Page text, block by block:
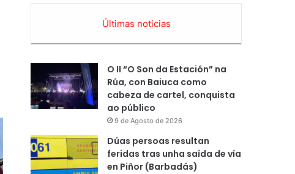
Últimas noticias
O II “O Son da Estación” na
Rúa, con Baiuca como
cabeza de cartel, conquista
ao público
9 de Agosto de 2026
Dúas persoas resultan
feridas tras unha saída de vía
en Piñor (Barbadás)